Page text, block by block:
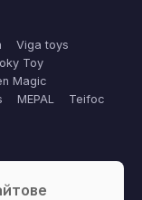
Viga toys
Toy
Magic
MEPAL
Teifoc